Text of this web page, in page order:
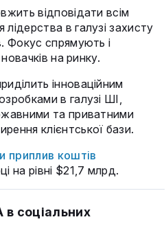
відповідати всім
в галузі захисту
Фокус спрямують і
новачків на ринку.
інноваційним
в галузі ШІ,
та приватними
клієнтської бази.
приплив коштів
на рівні $21,7 млрд.
в соціальних